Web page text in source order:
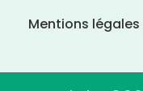
Mentions légales